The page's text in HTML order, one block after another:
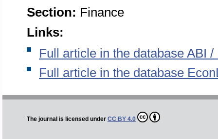
Section: Finance
Links:
Full article in the database ABI
Full article in the database
The journal is licensed under CC BY 4.0